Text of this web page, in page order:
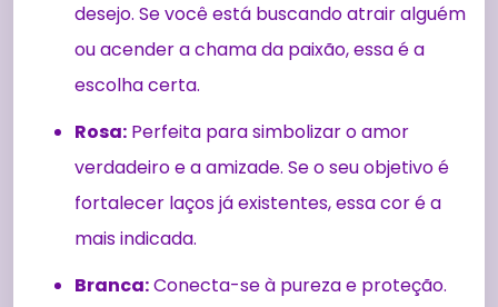
desejo. Se você está buscando atrair alguém
ou acender a chama da paixão, essa é a
escolha certa.
Rosa: Perfeita para simbolizar o amor
verdadeiro e a amizade. Se o seu objetivo é
fortalecer laços já existentes, essa cor é a
mais indicada.
Branca:Conecta-se à pureza e proteção.